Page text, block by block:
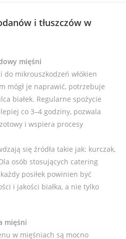
i tłuszczów w
mięśni
mikrouszkodzeń włókien
mógł je naprawić, potrzebuje
białek. Regularne spożycie
co 3–4 godziny, pozwala
i wspiera procesy
się źródła takie jak: kurczak,
osób stosujących catering
posiłek powinien być
i jakości białka, a nie tylko
mięśni
w mięśniach są mocno